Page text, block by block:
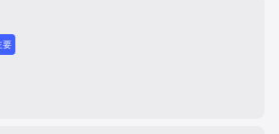
Inc. in 2008, which was subsequently
the current parent company.
要